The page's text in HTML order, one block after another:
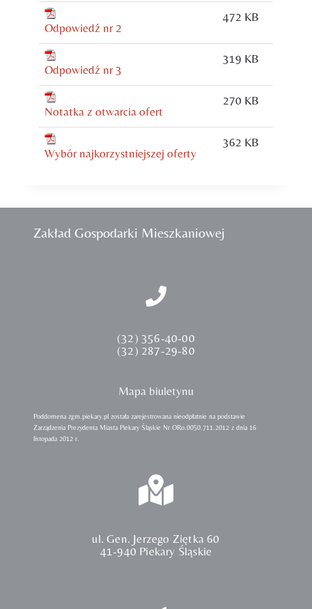
Odpowiedź nr 2
472 KB
Odpowiedź nr 3
319 KB
Notatka z otwarcia ofert
270 KB
Wybór najkorzystniejszej oferty
362 KB
Zakład Gospodarki Mieszkaniowej
(32) 356-40-00
(32) 287-29-80
Mapa biuletynu
Poddomena zgm.piekary.pl została zarejestrowana nieodpłatnie na podstawie
Zarządzenia Prezydenta Miasta Piekary Śląskie Nr ORo.0050.711.2012 z dnia 16
listopada 2012 r.
ul. Gen. Jerzego Ziętka 60
41-940 Piekary Śląskie